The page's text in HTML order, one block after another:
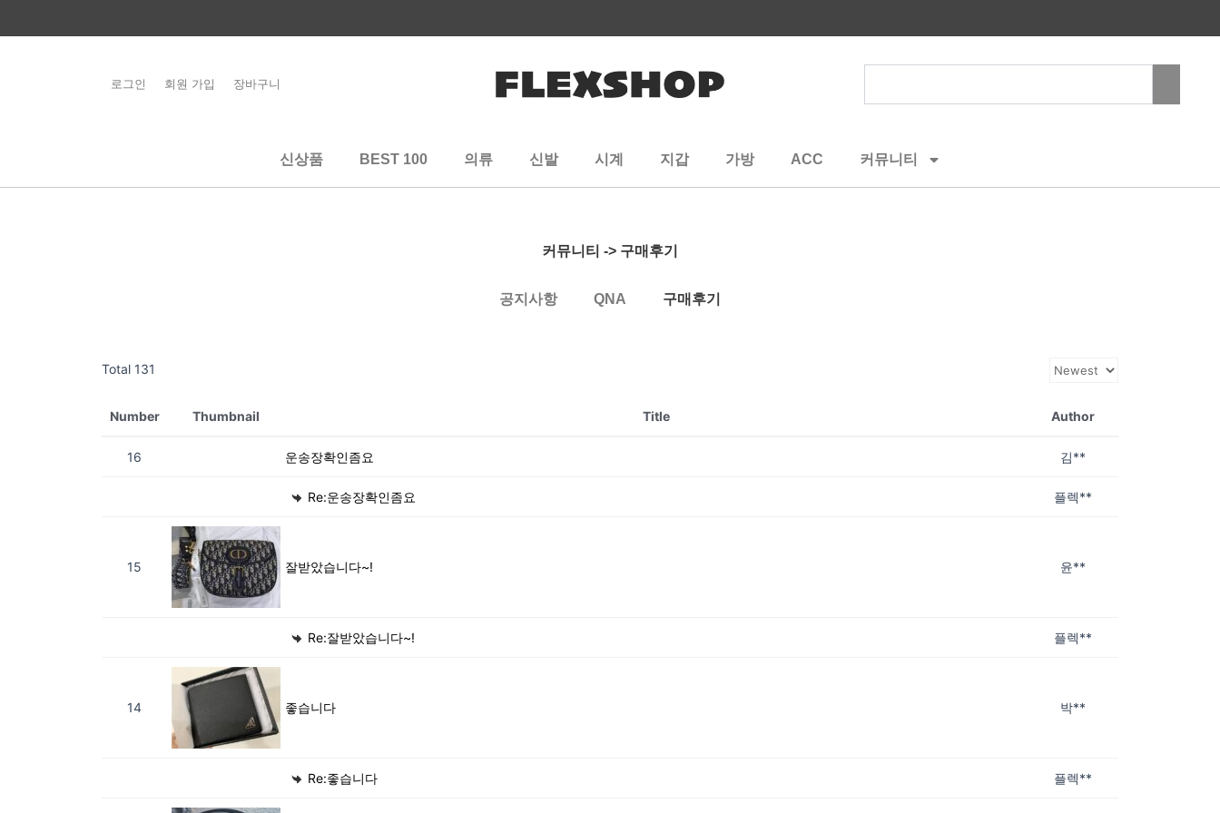
텐
회원가입시 5,000
로그인 회원 가입 장바구니
신상품 BEST 100 의류 신발 시계 지갑 가방 ACC 커뮤니티
커뮤니티 -> 구매후기
공지사항 QNA 구매후기
Total 131
Number Thumbnail Title Author
16 운송장확인좀요 김**
Re:운송장확인좀요 플렉**
15 잘받았습니다~! 윤**
Re:잘받았습니다~! 플렉**
14 좋습니다 박**
Re:좋습니다 플렉**